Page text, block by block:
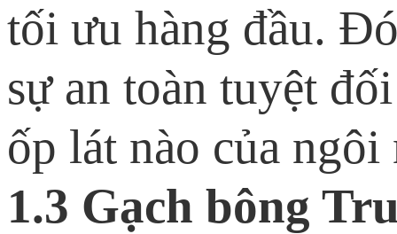
tối ưu hàng đầu.
sự an toàn tuyệt
ốp lát nào của ngôi
1.3 Gạch bông